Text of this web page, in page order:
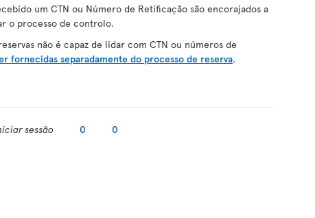
um CTN ou Número de Retificação são encorajados a
o processo de controlo.
não é capaz de lidar com CTN ou números de
fornecidas separadamente do processo de reserva.
sessão 0 0